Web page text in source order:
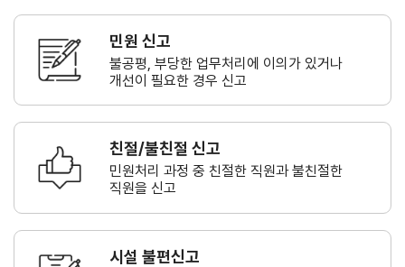
민원 신고
불공평, 부당한 업무처리에 이의가 있거나
개선이 필요한 경우 신고
친절/불친절 신고
민원처리 과정 중 친절한 직원과불친절한
직원을 신고
시설 불편신고